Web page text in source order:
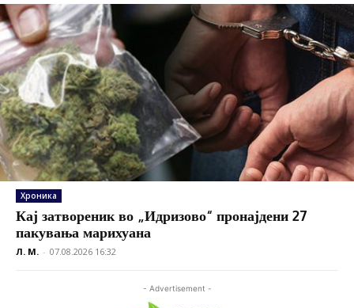
Хроника
Кај затвореник во „Идризово“ пронајдени 27
пакувања марихуана
Л. М. - 07.08.2026 16:32
- Advertisement -